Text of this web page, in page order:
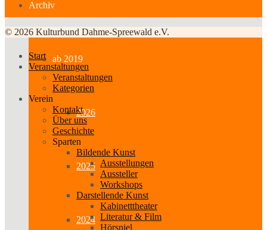
Archiv
ab 2019
2026
2025
2024
© 2026 Kulturbund Dahme-Spreewald e.V.
Start
Veranstaltungen
Veranstaltungen
Kategorien
Verein
Kontakt
Über uns
Geschichte
Sparten
Bildende Kunst
Ausstellungen
Aussteller
Workshops
Darstellende Kunst
Kabinetttheater
Literatur & Film
Hörspiel